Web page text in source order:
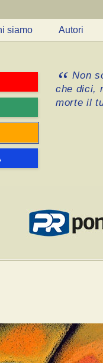
siamo Autori
Non
che dici,
morte il